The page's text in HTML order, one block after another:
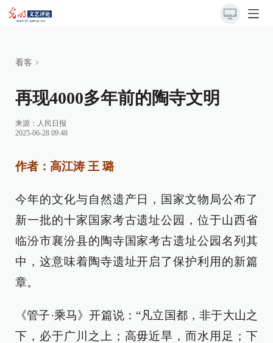
看客 >
再现4000多年前的陶寺文明
来源： 人民日报
2025-06-28 09:48
作者：高江涛 王 璐
今年的文化与自然遗产日，国家文物局公布了
新一批的十家国家考古遗址公园，位于山西省
临汾市襄汾县的陶寺国家考古遗址公园名列其
中，这意味着陶寺遗址开启了保护利用的新篇
章。
《管子·乘马》开篇说：“凡立国都，非于大山之
下，必于广川之上；高毋近旱，而水用足；下